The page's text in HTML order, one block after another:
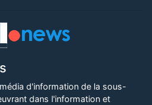
d'information de la sous-
dans l'information et